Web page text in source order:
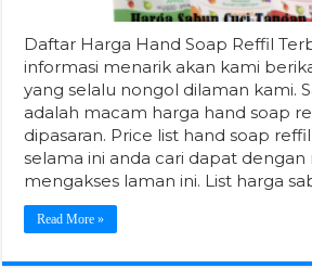
Daftar Harga Hand Soap Reffil
informasi menarik akan kami
yang selalu nongol dilaman kami.
adalah macam harga hand soap
dipasaran. Price list hand soap
selama ini anda cari dapat dengan
mengakses laman ini. List harga
Read More »